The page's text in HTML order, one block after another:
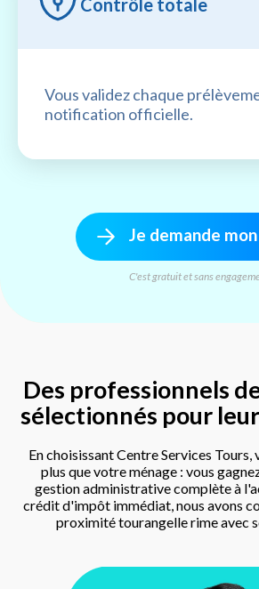
Contrôle totale
Vous validez chaque
notification officielle.
Je demande
C'est gratuit et sans
Des professionnels
sélectionnés pour
En choisissant Centre Services Tours,
plus que votre ménage : vous
gestion administrative complète à
crédit d'impôt immédiat, nous avons
proximité tourangelle rime avec